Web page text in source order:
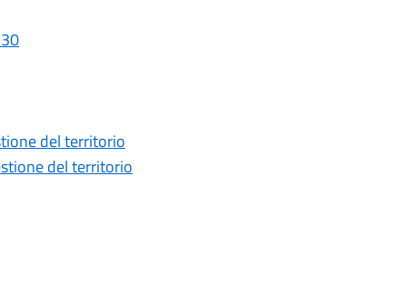
del territorio
del territorio